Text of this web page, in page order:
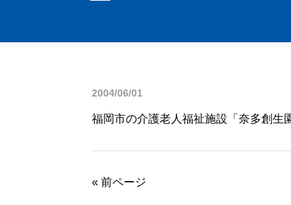
2004/06/01
福岡市の介護老人福祉施設「奈多創生
« 前ページ